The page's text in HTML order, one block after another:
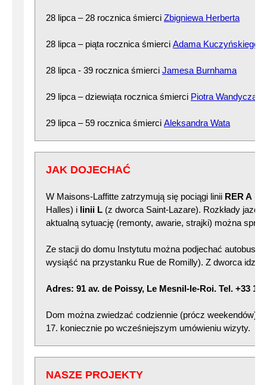
28 lipca – 28 rocznica śmierci Zbigniewa Herberta
28 lipca – piąta rocznica śmierci Adama Kuczyńskiego
28 lipca - 39 rocznica śmierci Jamesa Burnhama
29 lipca – dziewiąta rocznica śmierci Piotra Wandycza
29 lipca – 59 rocznica śmierci Aleksandra Wata
JAK DOJECHAĆ
W Maisons-Laffitte zatrzymują się pociągi linii RER A
Halles) i linii L (z dworca Saint-Lazare). Rozkłady jazdy
aktualną sytuację (remonty, awarie, strajki) można
Ze stacji do domu Instytutu można podjechać
wysiąść na przystanku Rue de Romilly). Z dworca idzie
Adres: 91 av. de Poissy, Le Mesnil-le-Roi. Tel. +33 1
Dom można zwiedzać codziennie (prócz weekendów)
17. koniecznie po wcześniejszym umówieniu wizyty.
NASZE PROJEKTY